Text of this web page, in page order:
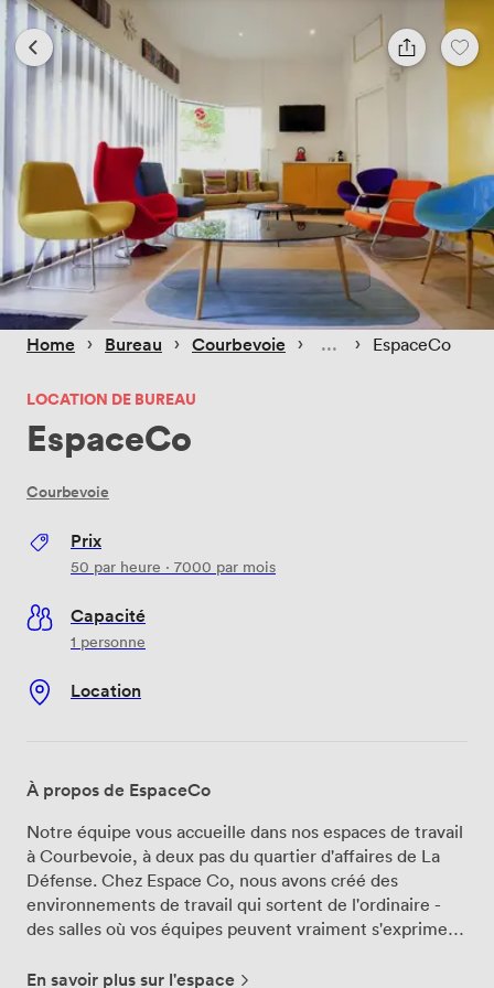
Home › Bureau › Courbevoie › › EspaceCo
LOCATION DE BUREAU
EspaceCo
Courbevoie
Prix
50 par heure · 7000 par mois
Capacité
1 personne
Location
À propos de EspaceCo
Notre équipe vous accueille dans nos espaces de travail
à Courbevoie, à deux pas du quartier d'affaires de La
Défense. Chez Espace Co, nous avons créé des
environnements de travail qui sortent de l'ordinaire -
des salles où vos équipes peuvent vraiment s'exprimer
aux ambiances distinctes. Notre salle "Comme à la
En savoir plus sur l'espace